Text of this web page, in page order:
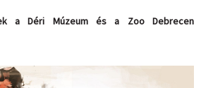
a Déri Múzeum és a Zoo Debrecen